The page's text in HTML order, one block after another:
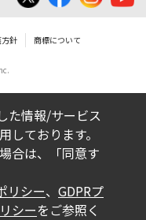
針 商標について
た情報/サービス
ております。
合は、「同意す
リシー、 GDPRプ
シーをご参照く